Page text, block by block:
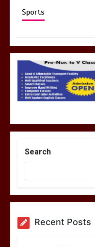
Sports
Search
Recent Posts